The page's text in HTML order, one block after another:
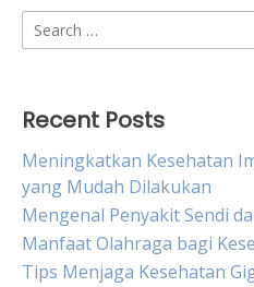
Search
for:
Recent Posts
Meningkatkan Kesehatan
yang Mudah Dilakukan
Mengenal Penyakit Sendi
Manfaat Olahraga bagi
Tips Menjaga Kesehatan